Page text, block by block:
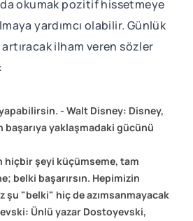
okumak pozitif hissetmeye
yardımcı olabilir. Günlük
ilham veren sözler
- Walt Disney: Disney,
başarıya yaklaşmadaki gücünü
hiçbir şeyi küçümseme, tam
belki başarırsın. Hepimizin
şu "belki" hiç de azımsanmayacak
Ünlü yazar Dostoyevski,